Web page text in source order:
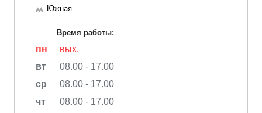
Южная
Время работы:
пн
вых.
вт
08.00 - 17.00
ср
08.00 - 17.00
чт
08.00 - 17.00